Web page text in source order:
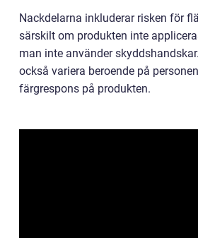
Nackdelarna inkluderar risken för
särskilt om produkten inte
man inte använder
också variera beroende på
färgrespons på produkten.